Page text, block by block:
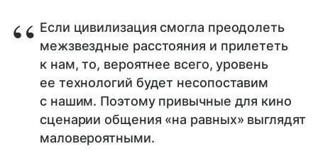
Если цивилизация смогла преодолеть
межзвездные расстояния и прилететь
к нам, то, вероятнее всего, уровень
ее технологий будет несопоставим
с нашим. Поэтому привычные для кино
сценарии общения «на равных» выглядят
маловероятными.